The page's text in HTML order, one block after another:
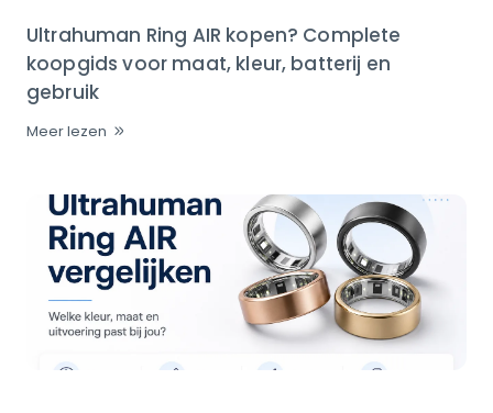
Ultrahuman Ring AIR kopen? Complete
koopgids voor maat, kleur, batterij en
gebruik
Meer lezen